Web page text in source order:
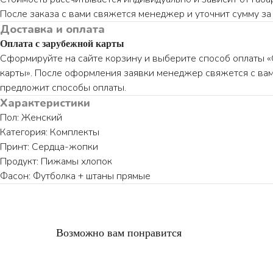
После заказа с вами свяжется менеджер и уточнит сумму за
Доставка и оплата
Оплата с зарубежной карты
Сформируйте на сайте корзину и выберите способ оплаты
карты». После оформления заявки менеджер свяжется с
предложит способы оплаты.
Характеристики
Пол: Женский
Категория: Комплекты
Принт: Сердца-жопки
Продукт: Пижамы хлопок
Фасон: Футболка + штаны прямые
Возможно вам понравится